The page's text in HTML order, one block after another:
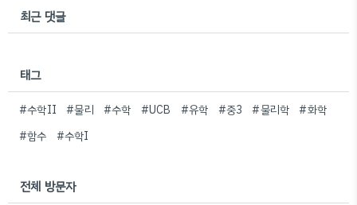
최근 댓글
태그
#수학II #물리 #수학 #UCB #유학 #중3 #물리학 #화학
#함수
#수학I
전체 방문자